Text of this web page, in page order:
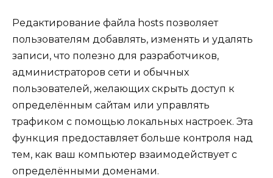
Редактирование файла hosts позволяет
пользователям добавлять, изменять и удалять
записи, что полезно для разработчиков,
администраторов сети и обычных
пользователей, желающих скрыть доступ к
определённым сайтам или управлять
трафиком с помощью локальных настроек. Эта
функция предоставляет больше контроля над
тем, как ваш компьютер взаимодействует с
определёнными доменами.